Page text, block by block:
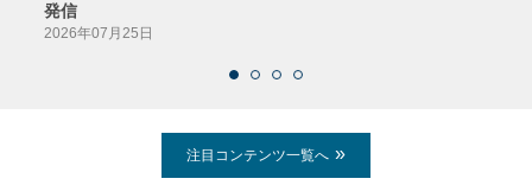
発信
2026年07月25日
注目コンテンツ一覧へ